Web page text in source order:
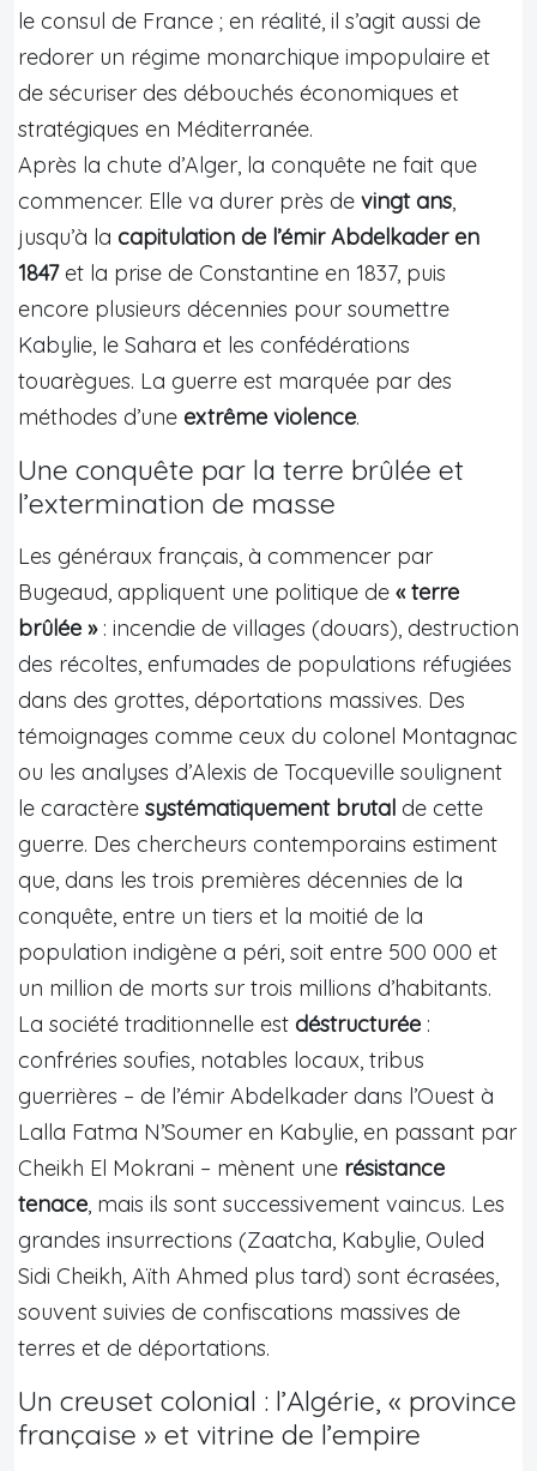
le consul de France ; en réalité, il s’agit aussi de
redorer un régime monarchique impopulaire et
de sécuriser des débouchés économiques et
stratégiques en Méditerranée.
Après la chute d’Alger, la conquête ne fait que
commencer. Elle va durer près de vingt ans,
jusqu’à la capitulation de l’émir Abdelkader en
1847et la prise de Constantine en 1837, puis
encore plusieurs décennies pour soumettre
Kabylie, le Sahara et les confédérations
touarègues. La guerre est marquée par des
méthodes d’une extrême violence.
Une conquête par la terre brûlée et
l’extermination de masse
Les généraux français, à commencer par
Bugeaud, appliquent une politique de « terre
brûlée »: incendie de villages (douars), destruction
des récoltes, enfumades de populations réfugiées
dans des grottes, déportations massives. Des
témoignages comme ceux du colonel Montagnac
ou les analyses d’Alexis de Tocqueville soulignent
le caractère systématiquement brutal de cette
guerre. Des chercheurs contemporains estiment
que, dans les trois premières décennies de la
conquête, entre un tiers et la moitié de la
population indigène a péri, soit entre 500 000 et
un million de morts sur trois millions d’habitants.
La société traditionnelle est déstructurée :
confréries soufies, notables locaux, tribus
guerrières – de l’émir Abdelkader dans l’Ouest à
Lalla Fatma N’Soumer en Kabylie, en passant par
Cheikh El Mokrani – mènent une résistance
tenace, mais ils sont successivement vaincus. Les
grandes insurrections (Zaatcha, Kabylie, Ouled
Sidi Cheikh, Aïth Ahmed plus tard) sont écrasées,
souvent suivies de confiscations massives de
terres et de déportations.
Un creuset colonial : l’Algérie, « province
française » et vitrine de l’empire